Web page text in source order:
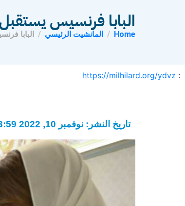
البابا فرنسيس
Home المانشيت الرئيسي البابا
:
https://milhilard.org/ydvz
تاريخ النشر: نوفمبر 10, 2022 3:59 م